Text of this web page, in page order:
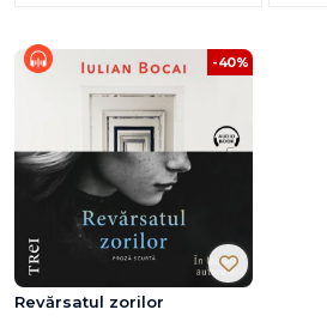
-40%
Revărsatul zorilor